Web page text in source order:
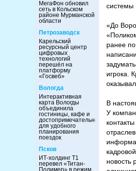
МегаФон обновил
сеть в Кольском
районе Мурманской
области
Петрозаводск
Карельский
ресурсный центр
цифровых
технологий
перешёл на
платформу
«Госвеб»
Вологда
Интерактивная
карта Вологды
объединила
гостиницы, кафе и
достопримечательности
для удобного
планирования
поездок
Псков
ИТ-холдинг Т1
перевел «Титан-
Полимер» в режим
системы
«До
ранее
игрока.
В
У
новость